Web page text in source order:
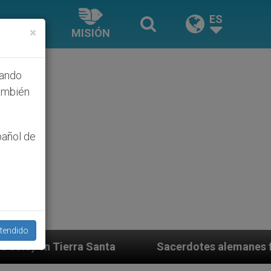
MISIÓN
ES
Sacerdotes alemanes fieles al Papa
×
de